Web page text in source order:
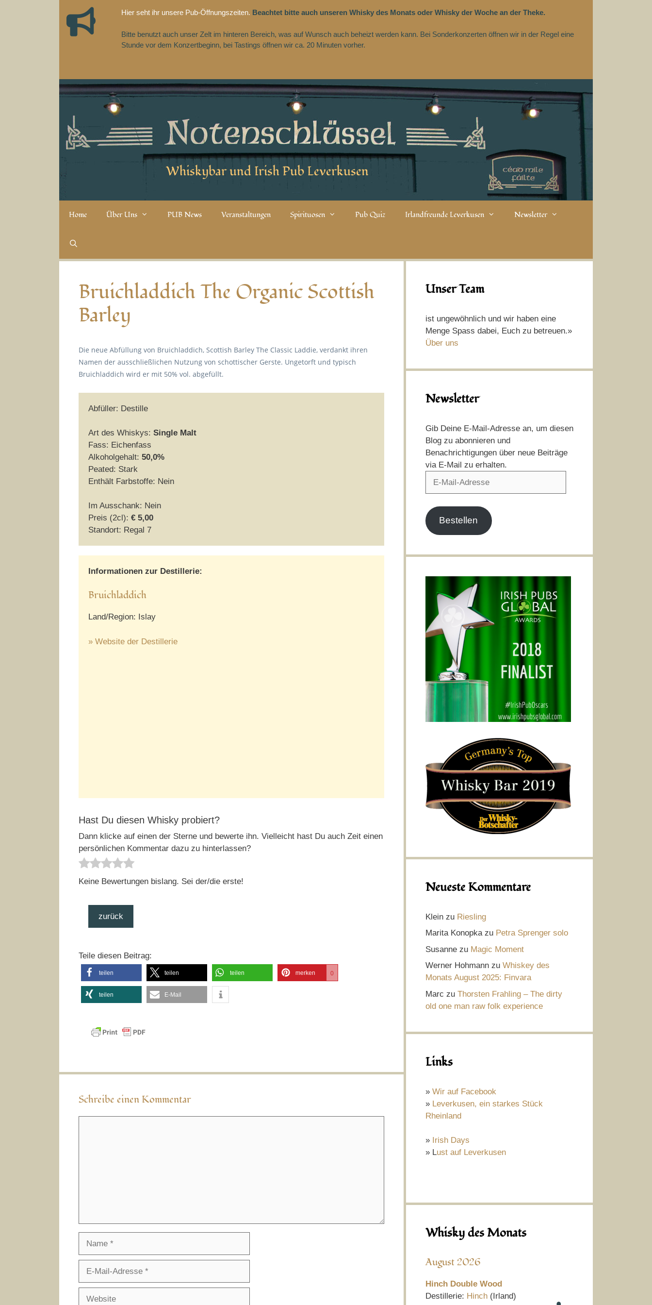
Hier seht ihr unsere Pub-Öffnungszeiten. Beachtet bitte auch unseren Whisky des Monats oder Whisky der Woche an der Theke.
Bitte benutzt auch unser Zelt im hinteren Bereich, was auf Wunsch auch beheizt werden kann. Bei Sonderkonzerten öffnen wir in der Regel eine
Stunde vor dem Konzertbeginn, bei Tastings öffnen wir ca. 20 Minuten vorher.
Whiskybar und Irish Pub Leverkusen
Home Über Uns PUB News Veranstaltungen Spirituosen Pub Quiz Irlandfreunde Leverkusen Newsletter
Bruichladdich The Organic Scottish
Barley
Die neue Abfüllung von Bruichladdich, Scottish Barley The Classic Laddie, verdankt ihren
Namen der ausschließlichen Nutzung von schottischer Gerste. Ungetorft und typisch
Bruichladdich wird er mit 50% vol. abgefüllt.
Abfüller: Destille
Art des Whiskys: Single Malt
Fass: Eichenfass
Alkoholgehalt: 50,0%
Peated: Stark
Enthält Farbstoffe: Nein
Im Ausschank: Nein
Preis (2cl): € 5,00
Standort: Regal 7
Informationen zur Destillerie:
Bruichladdich
Land/Region: Islay
» Website der Destillerie
Hast Du diesen Whisky probiert?
Dann klicke auf einen der Sterne und bewerte ihn. Vielleicht hast Du auch Zeit einen
persönlichen Kommentar dazu zu hinterlassen?
Keine Bewertungen bislang. Sei der/die erste!
zurück
Teile diesen Beitrag:
teilen teilen teilen merken 0
teilen E-Mail
Schreibe einen Kommentar
Adresse
Unser Team
ist ungewöhnlich und wir haben eine
Menge Spass dabei, Euch zu betreuen.»
Über uns
Newsletter
Gib Deine E-Mail-Adresse an, um diesen
Blog zu abonnieren und
Benachrichtigungen über neue Beiträge
via E-Mail zu erhalten.
Bestellen
Neueste Kommentare
Klein zu Riesling
Marita Konopkazu Petra Sprenger solo
Susanne zu Magic Moment
Werner Hohmann zu Whiskey des
Monats August 2025: Finvara
Marc zu Thorsten Frahling – The dirty
old one man raw folk experience
Links
» Wir auf Facebook
» Leverkusen, ein starkes Stück
Rheinland
» Irish Days
» Lust auf Leverkusen
Whisky des Monats
August 2026
Hinch Double Wood
Destillerie: Hinch (Irland)